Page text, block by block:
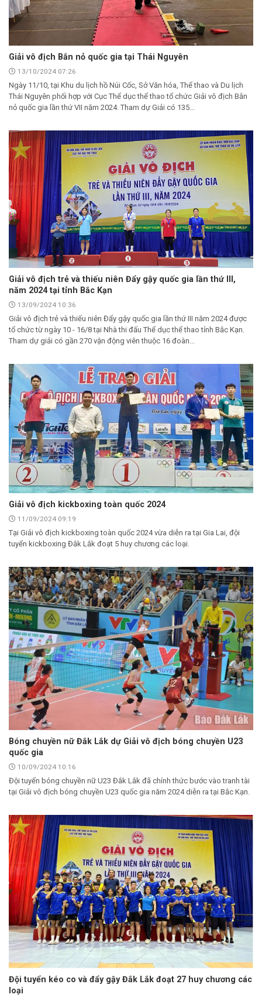
Giải vô địch Bắn nỏ quốc gia tại Thái Nguyên
13/10/2024 07:26
Ngày 11/10, tại Khu du lịch hồ Núi Cốc, Sở Văn hóa, Thể thao và Du lịch
Thái Nguyên phối hợp với Cục Thể dục thể thao tổ chức Giải vô địch Bắn
nỏ quốc gia lần thứ VII năm 2024. Tham dự Giải có 135...
Giải vô địch trẻ và thiếu niên Đẩy gậy quốc gia lần thứ III,
năm 2024 tại tỉnh Bắc Kạn
13/09/2024 10:36
Giải vô địch trẻ và thiếu niên Đẩy gậy quốc gia lần thứ III năm 2024 được
tổ chức từ ngày 10 - 16/8 tại Nhà thi đấu Thể dục thể thao tỉnh Bắc Kạn.
Tham dự giải có gần 270 vận động viên thuộc 16 đoàn...
Giải vô địch kickboxing toàn quốc 2024
11/09/2024 09:19
Tại Giải vô địch kickboxing toàn quốc 2024 vừa diễn ra tại Gia Lai, đội
tuyển kickboxing Đắk Lắk đoạt 5 huy chương các loại.
Bóng chuyền nữ Đắk Lắk dự Giải vô địch bóng chuyền U23
quốc gia
10/09/2024 10:16
Đội tuyển bóng chuyền nữ U23 Đắk Lắk đã chính thức bước vào tranh tài
tại Giải vô địch bóng chuyền U23 quốc gia năm 2024 diễn ra tại Bắc Kạn.
Đội tuyển kéo co và đẩy gậy Đắk Lắk đoạt 27 huy chương các
loại